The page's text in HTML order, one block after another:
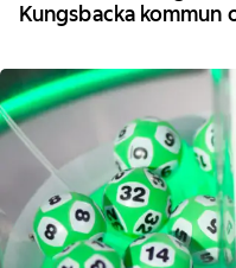
Kungsbacka kommun